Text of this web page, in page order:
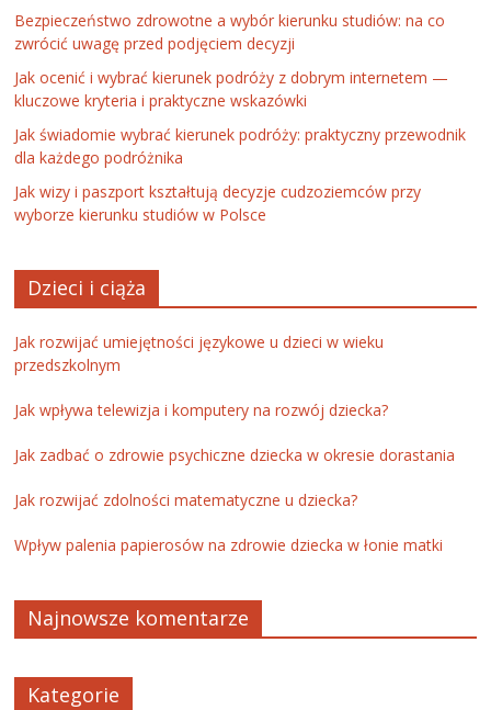
Bezpieczeństwo zdrowotne a wybór kierunku studiów: na co
zwrócić uwagę przed podjęciem decyzji
Jak ocenić i wybrać kierunek podróży z dobrym internetem —
kluczowe kryteria i praktyczne wskazówki
Jak świadomie wybrać kierunek podróży: praktyczny przewodnik
dla każdego podróżnika
Jak wizy i paszport kształtują decyzje cudzoziemców przy
wyborze kierunku studiów w Polsce
Dzieci i ciąża
Jak rozwijać umiejętności językowe u dzieci w wieku
przedszkolnym
Jak wpływa telewizja i komputery na rozwój dziecka?
Jak zadbać o zdrowie psychiczne dziecka w okresie dorastania
Jak rozwijać zdolności matematyczne u dziecka?
Wpływ palenia papierosów na zdrowie dziecka w łonie matki
Najnowsze komentarze
Kategorie